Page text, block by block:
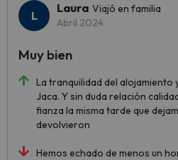
Laura Viajó en familia
Abril 2024
La tranquilidad del alojamiento
Jaca. Y sin duda relación
fianza la misma tarde que
devolvieron
Hemos echado de menos un
Muy bien